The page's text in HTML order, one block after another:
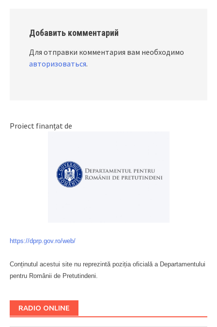
Добавить комментарий
Для отправки комментария вам необходимо
авторизоваться.
Proiect finanțat de
https://dprp.gov.ro/web/
Conținutul acestui site nu reprezintă poziția oficială a Departamentului
pentru Românii de Pretutindeni.
RADIO ONLINE